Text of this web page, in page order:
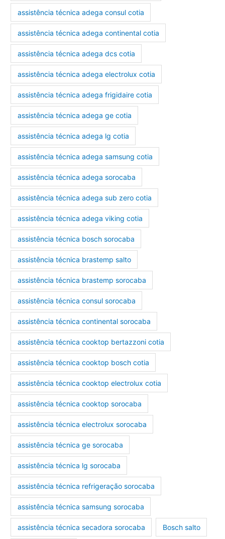
assistência técnica adega consul cotia
assistência técnica adega continental cotia
assistência técnica adega dcs cotia
assistência técnica adega electrolux cotia
assistência técnica adega frigidaire cotia
assistência técnica adega ge cotia
assistência técnica adega lg cotia
assistência técnica adega samsung cotia
assistência técnica adega sorocaba
assistência técnica adega sub zero cotia
assistência técnica adega viking cotia
assistência técnica bosch sorocaba
assistência técnica brastemp salto
assistência técnica brastemp sorocaba
assistência técnica consul sorocaba
assistência técnica continental sorocaba
assistência técnica cooktop bertazzoni cotia
assistência técnica cooktop bosch cotia
assistência técnica cooktop electrolux cotia
assistência técnica cooktop sorocaba
assistência técnica electrolux sorocaba
assistência técnica ge sorocaba
assistência técnica lg sorocaba
assistência técnica refrigeração sorocaba
assistência técnica samsung sorocaba
assistência técnica secadora sorocaba Bosch salto